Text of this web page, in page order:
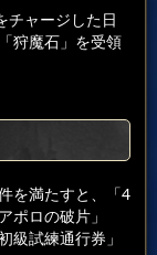
チャージした日
狩魔石」を受領
を満たすと、「4
ポロの破片」
級試練通行券」